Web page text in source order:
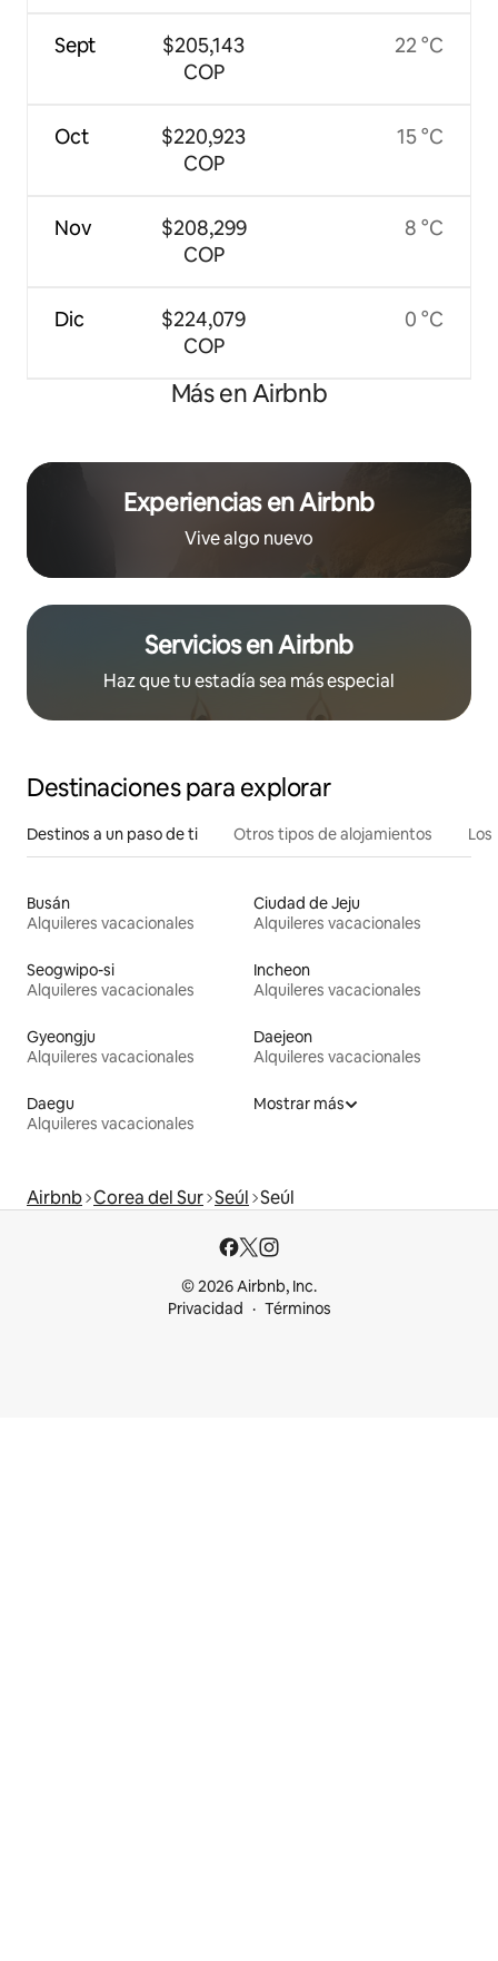
Sept
Oct
Nov
Dic
$205,143
COP
$220,923
COP
$208,299
COP
$224,079
COP
22 °C
15 °C
8 °C
0 °C
Más en Airbnb
Experiencias en Airbnb
Vive algo nuevo
Servicios en Airbnb
Haz que tu estadía sea más especial
Destinaciones para explorar
Destinos a un paso de ti Otros tipos de alojamientos
Busán
Alquileres vacacionales
Ciudad de Jeju
Alquileres vacacionales
Seogwipo-si
Alquileres vacacionales
Incheon
Alquileres vacacionales
Gyeongju
Alquileres vacacionales
Daejeon
Alquileres vacacionales
Daegu
Alquileres vacacionales
Mostrar más
Airbnb Corea del Sur Seúl Seúl
© 2026 Airbnb, Inc.
Privacidad
Términos